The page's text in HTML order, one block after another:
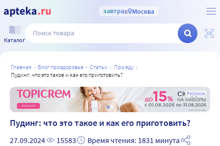
завтрав Москва
Каталог
главная блог проздоровье статьи
про еду
пудинг: что это такое и как его приготовить?
Реклама
Пудинг: что это такое и как его приготовить?
27.09.2024 15583 Время чтения: 1831 минута